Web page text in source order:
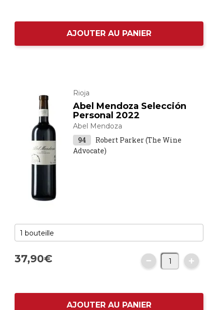
AJOUTER AU PANIER
Rioja
Abel Mendoza Selección
Personal 2022
Abel Mendoza
94
Robert Parker (The Wine
Advocate)
37,90€
AJOUTER AU PANIER